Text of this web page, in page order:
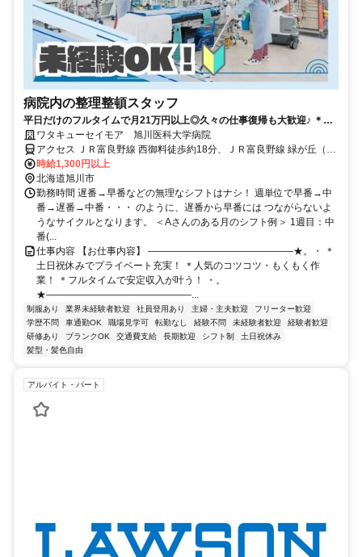
病院内の整理整頓スタッフ
平日だけのフルタイムで月21万円以上◎久々の仕事復帰も大歓迎♪ ＊土
日祝休み＊遅番時中抜けOK
ワタキューセイモア 旭川医科大学病院
アクセス ＪＲ富良野線 西御料徒歩約18分、ＪＲ富良野線 緑が丘（北
海道）徒歩約24分、ＪＲ富良野線 神楽岡徒歩約41分 マイカー通勤
OK／JR「緑が丘駅」から車5分、JR「旭川駅」から車11分
時給1,300円以上
北海道旭川市
勤務時間 遅番→早番などの無理なシフトはナシ！ 週単位で早番→中
番→遅番→中番・・・ のように、遅番から早番には つながらないよ
うなサイクルとなります。 ＜Aさんのある月のシフト例＞ 1週目：中
番(...
仕事内容 【お仕事内容】 ―――――――――――――――★。・ ＊
土日祝休みでプライベート充実！ ＊人気のコツコツ・もくもく作
業！ ＊フルタイムで安定収入が叶う！ ・。
★―――――――――――――――...
制服あり 業界未経験者歓迎 社員登用あり 主婦・主夫歓迎
フリーター歓迎
学歴不問
車通勤OK 職場見学可 転勤なし 経験不問 未経験者歓迎
経験者歓迎
研修あり
ブランクOK 交通費支給 長期歓迎 シフト制
土日祝休み
髪型・髪色自由
アルバイト・パート